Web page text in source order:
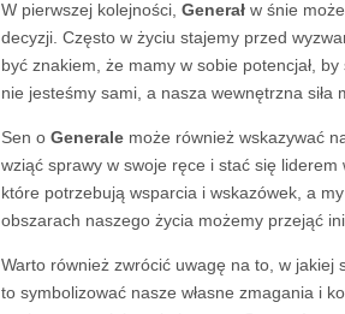
W pierwszej kolejności, Generałw śnie
decyzji. Często w życiu stajemy przed
być znakiem, że mamy w sobie potencjał,
nie jesteśmy sami, a nasza wewnętrzna siła
Sen o Generalemoże również wskazywać
wziąć sprawy w swoje ręce i stać się
które potrzebują wsparcia i wskazówek, a
obszarach naszego życia możemy przejąć
Warto również zwrócić uwagę na to, w jakiej
to symbolizować nasze własne zmagania i